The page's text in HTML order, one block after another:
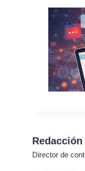
Director de